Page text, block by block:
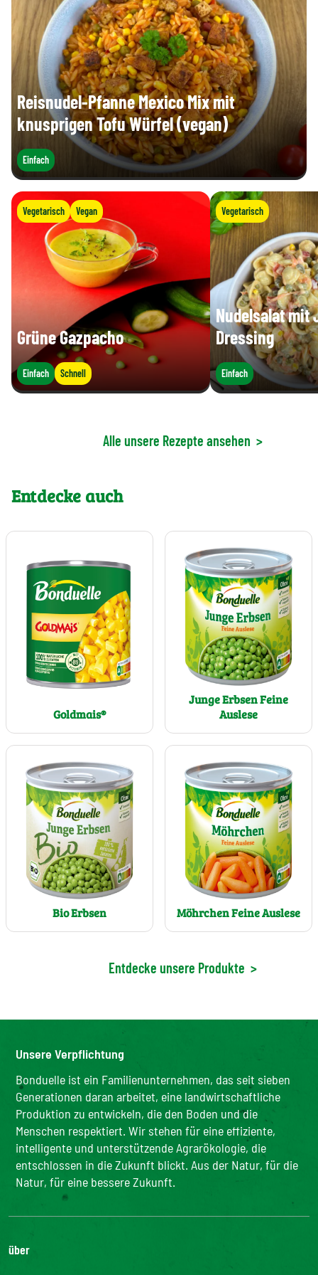
Reisnudel-Pfanne Mexico Mix mit
knusprigen Tofu Würfel (vegan)
Einfach
Vegetarisch Vegan
Grüne Gazpacho
Einfach Schnell
Vegetarisch
Nudelsalat mit
Dressing
Einfach
Alle unsere Rezepte ansehen >
Entdecke auch
Goldmais®
Junge Erbsen Feine
Auslese
Bio Erbsen Möhrchen Feine Auslese
Entdecke unsere Produkte >
Unsere Verpflichtung
Bonduelle ist ein Familienunternehmen, das seit sieben
Generationen daran arbeitet, eine landwirtschaftliche
Produktion zu entwickeln, die den Boden und die
Menschen respektiert. Wir stehen für eine effiziente,
intelligente und unterstützende Agrarökologie, die
entschlossen in die Zukunft blickt. Aus der Natur, für die
Natur, für eine bessere Zukunft.
über